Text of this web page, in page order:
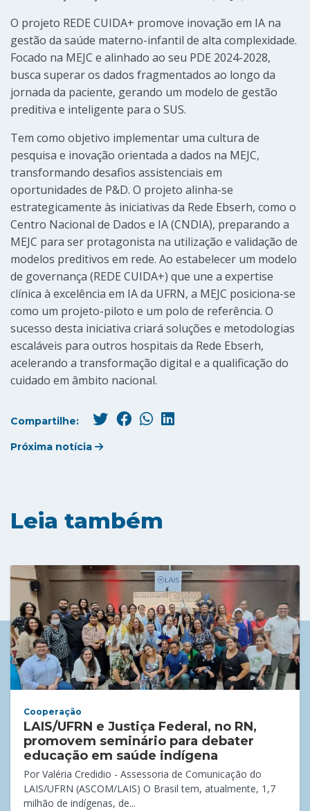
O projeto REDE CUIDA+ promove inovação em IA na
gestão da saúde materno-infantil de alta complexidade.
Focado na MEJC e alinhado ao seu PDE 2024-2028,
busca superar os dados fragmentados ao longo da
jornada da paciente, gerando um modelo de gestão
preditiva e inteligente para o SUS.
Tem como objetivo implementar uma cultura de
pesquisa e inovação orientada a dados na MEJC,
transformando desafios assistenciais em
oportunidades de P&D. O projeto alinha-se
estrategicamente às iniciativas da Rede Ebserh, como o
Centro Nacional de Dados e IA (CNDIA), preparando a
MEJC para ser protagonista na utilização e validação de
modelos preditivos em rede. Ao estabelecer um modelo
de governança (REDE CUIDA+) que une a expertise
clínica à excelência em IA da UFRN, a MEJC posiciona-se
como um projeto-piloto e um polo de referência. O
sucesso desta iniciativa criará soluções e metodologias
escaláveis para outros hospitais da Rede Ebserh,
acelerando a transformação digital e a qualificação do
cuidado em âmbito nacional.
Compartilhe:
Próxima notícia
Leia também
Cooperação
LAIS/UFRN e Justiça Federal, no RN,
promovem seminário para debater
educação em saúde indígena
Por Valéria Credidio - Assessoria de Comunicação do
LAIS/UFRN (ASCOM/LAIS) O Brasil tem, atualmente, 1,7
milhão de indígenas, de...